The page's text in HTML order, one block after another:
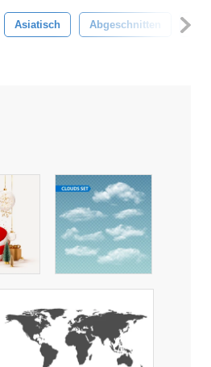
Asiatisch Abgeschnitten